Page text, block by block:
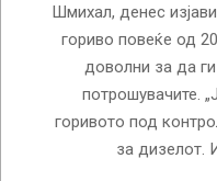
Шмихал, денес
гориво повеќе од
доволни за да
потрошувачите.
горивото под
за дизелот.